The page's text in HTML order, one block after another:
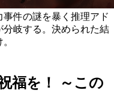
件の謎を暴く推理アド
岐する。決められた結
福を！ ～この